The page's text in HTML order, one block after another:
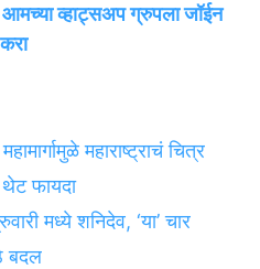
आमच्या व्हाट्सअप ग्रुपला जॉईन
करा
महाराष्ट्राचं चित्र
थेट फायदा
मध्ये शनिदेव, ‘या’ चार
बदल